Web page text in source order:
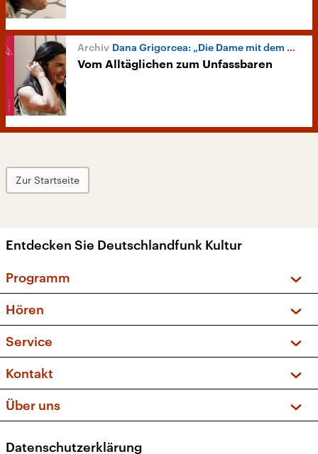
Dana Grigorcea: „Die Dame mit dem maghrebinischen Hündchen“
Vom Alltäglichen zum Unfassbaren
Zur Startseite
Entdecken Sie Deutschlandfunk Kultur
Programm
Sendungen und Podcasts
Musikliste
Kakadu – Das Kinderprogramm
Hören
Frequenzen (UKW + DAB+)
Service
FAQ
Apps
Newsletter
Kontakt
Social Media
Über uns
Datenschutzerklärung